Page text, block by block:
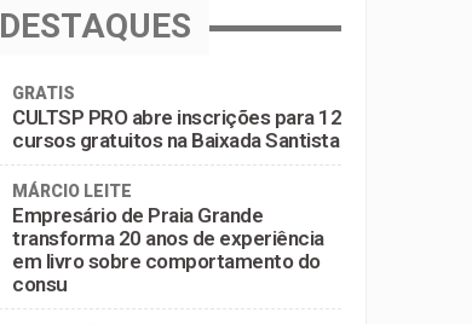
DESTAQUES
GRATIS
CULTSP PRO abre inscrições para 12
cursos gratuitos na Baixada Santista
MÁRCIO LEITE
Empresário de Praia Grande
transforma 20 anos de experiência
em livro sobre comportamento do
consu